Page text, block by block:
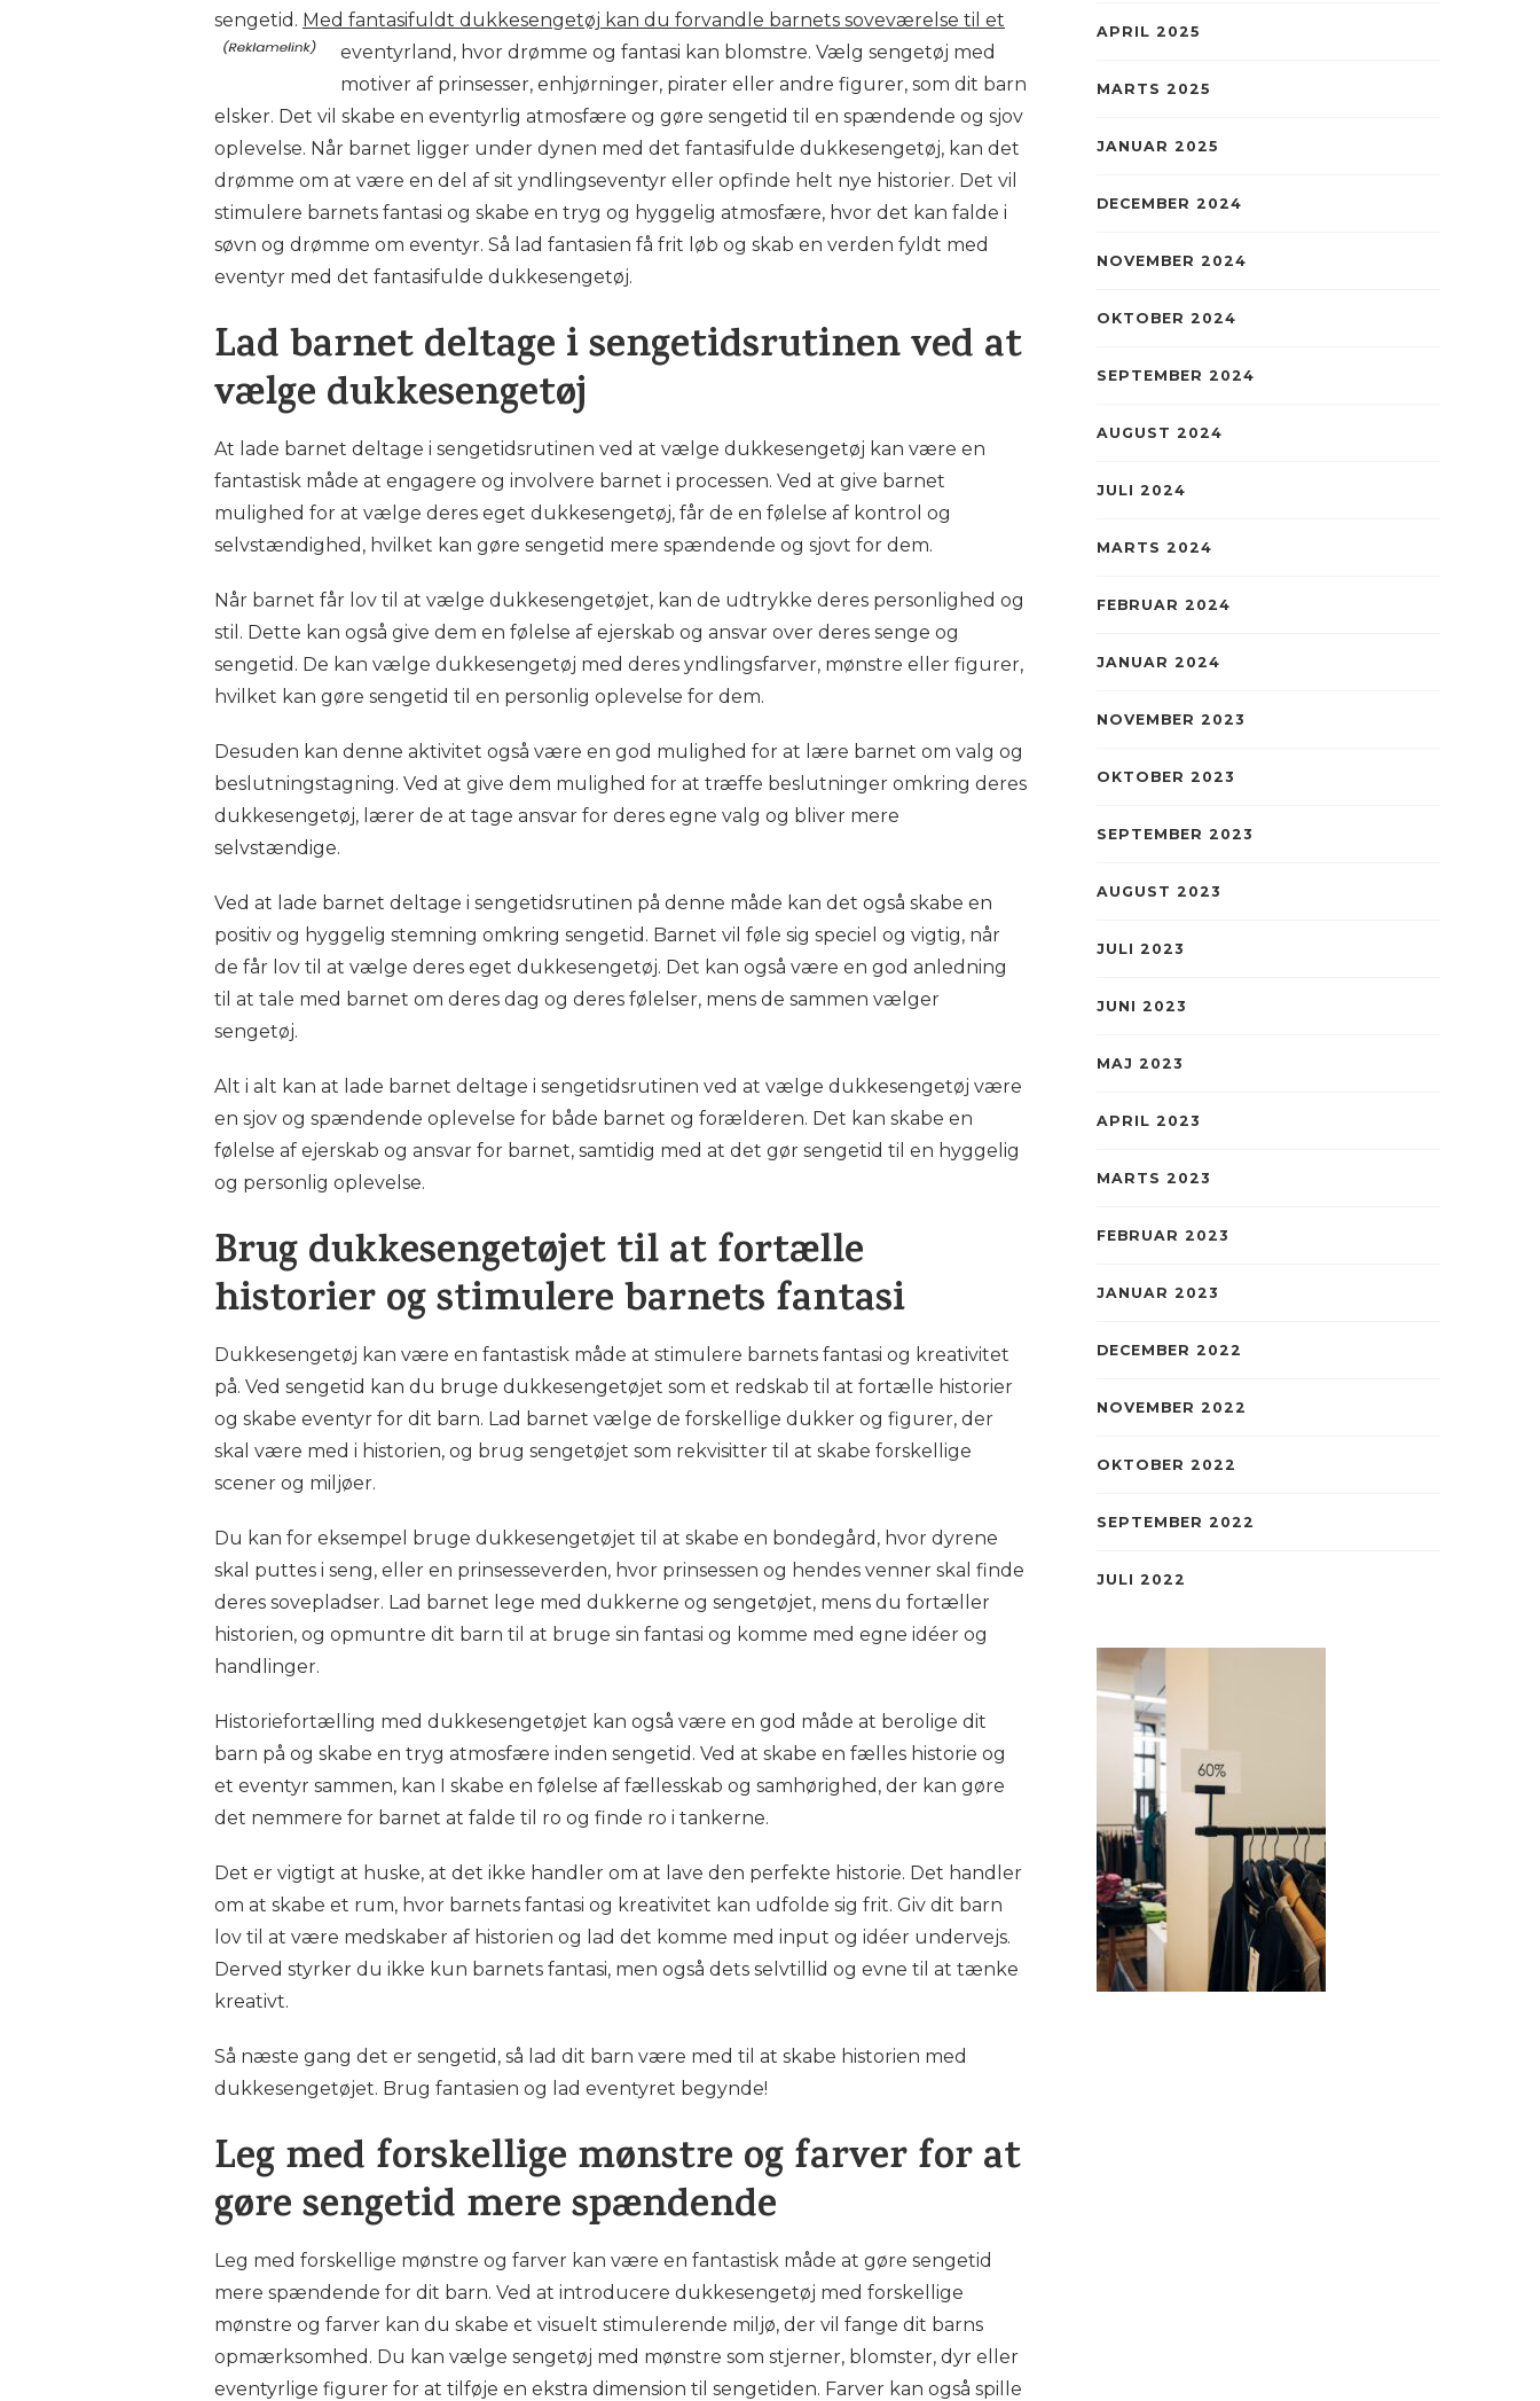
sengetid. Med fantasifuldt dukkesengetøj kan du forvandle barnets soveværelse til et
eventyrland, hvor drømme og fantasi kan blomstre. Vælg sengetøj med
motiver af prinsesser, enhjørninger, pirater eller andre figurer, som dit barn
elsker. Det vil skabe en eventyrlig atmosfære og gøre sengetid til en spændende og sjov
oplevelse. Når barnet ligger under dynen med det fantasifulde dukkesengetøj, kan det
drømme om at være en del af sit yndlingseventyr eller opfinde helt nye historier. Det vil
stimulere barnets fantasi og skabe en tryg og hyggelig atmosfære, hvor det kan falde i
søvn og drømme om eventyr. Så lad fantasien få frit løb og skab en verden fyldt med
eventyr med det fantasifulde dukkesengetøj.
Lad barnet deltage i sengetidsrutinen ved at
vælge dukkesengetøj
At lade barnet deltage i sengetidsrutinen ved at vælge dukkesengetøj kan være en
fantastisk måde at engagere og involvere barnet i processen. Ved at give barnet
mulighed for at vælge deres eget dukkesengetøj, får de en følelse af kontrol og
selvstændighed, hvilket kan gøre sengetid mere spændende og sjovt for dem.
Når barnet får lov til at vælge dukkesengetøjet, kan de udtrykke deres personlighed og
stil. Dette kan også give dem en følelse af ejerskab og ansvar over deres senge og
sengetid. De kan vælge dukkesengetøj med deres yndlingsfarver, mønstre eller figurer,
hvilket kan gøre sengetid til en personlig oplevelse for dem.
Desuden kan denne aktivitet også være en god mulighed for at lære barnet om valg og
beslutningstagning. Ved at give dem mulighed for at træffe beslutninger omkring deres
dukkesengetøj, lærer de at tage ansvar for deres egne valg og bliver mere
selvstændige.
Ved at lade barnet deltage i sengetidsrutinen på denne måde kan det også skabe en
positiv og hyggelig stemning omkring sengetid. Barnet vil føle sig speciel og vigtig, når
de får lov til at vælge deres eget dukkesengetøj. Det kan også være en god anledning
til at tale med barnet om deres dag og deres følelser, mens de sammen vælger
sengetøj.
Alt i alt kan at lade barnet deltage i sengetidsrutinen ved at vælge dukkesengetøj være
en sjov og spændende oplevelse for både barnet og forælderen. Det kan skabe en
følelse af ejerskab og ansvar for barnet, samtidig med at det gør sengetid til en hyggelig
og personlig oplevelse.
Brug dukkesengetøjet til at fortælle
historier og stimulere barnets fantasi
Dukkesengetøj kan være en fantastisk måde at stimulere barnets fantasi og kreativitet
på. Ved sengetid kan du bruge dukkesengetøjet som et redskab til at fortælle historier
og skabe eventyr for dit barn. Lad barnet vælge de forskellige dukker og figurer, der
skal være med i historien, og brug sengetøjet som rekvisitter til at skabe forskellige
scener og miljøer.
Du kan for eksempel bruge dukkesengetøjet til at skabe en bondegård, hvor dyrene
skal puttes i seng, eller en prinsesseverden, hvor prinsessen og hendes venner skal finde
deres sovepladser. Lad barnet lege med dukkerne og sengetøjet, mens du fortæller
historien, og opmuntre dit barn til at bruge sin fantasi og komme med egne idéer og
handlinger.
Historiefortælling med dukkesengetøjet kan også være en god måde at berolige dit
barn på og skabe en tryg atmosfære inden sengetid. Ved at skabe en fælles historie og
et eventyr sammen, kan I skabe en følelse af fællesskab og samhørighed, der kan gøre
det nemmere for barnet at falde til ro og finde ro i tankerne.
Det er vigtigt at huske, at det ikke handler om at lave den perfekte historie. Det handler
om at skabe et rum, hvor barnets fantasi og kreativitet kan udfolde sig frit. Giv dit barn
lov til at være medskaber af historien og lad det komme med input og idéer undervejs.
Derved styrker du ikke kun barnets fantasi, men også dets selvtillid og evne til at tænke
kreativt.
Så næste gang det er sengetid, så lad dit barn være med til at skabe historien med
dukkesengetøjet. Brug fantasien og lad eventyret begynde!
Leg med forskellige mønstre og farver for at
gøre sengetid mere spændende
Leg med forskellige mønstre og farver kan være en fantastisk måde at gøre sengetid
mere spændende for dit barn. Ved at introducere dukkesengetøj med forskellige
mønstre og farver kan du skabe et visuelt stimulerende miljø, der vil fange dit barns
opmærksomhed. Du kan vælge sengetøj med mønstre som stjerner, blomster, dyr eller
eventyrlige figurer for at tilføje en ekstra dimension til sengetiden. Farver kan også spille
APRIL 2025
MARTS 2025
JANUAR 2025
DECEMBER 2024
NOVEMBER 2024
OKTOBER 2024
SEPTEMBER 2024
AUGUST 2024
JULI 2024
MARTS 2024
FEBRUAR 2024
JANUAR 2024
NOVEMBER 2023
OKTOBER 2023
SEPTEMBER 2023
AUGUST 2023
JULI 2023
JUNI 2023
MAJ 2023
APRIL 2023
MARTS 2023
FEBRUAR 2023
JANUAR 2023
DECEMBER 2022
NOVEMBER 2022
OKTOBER 2022
SEPTEMBER 2022
JULI 2022